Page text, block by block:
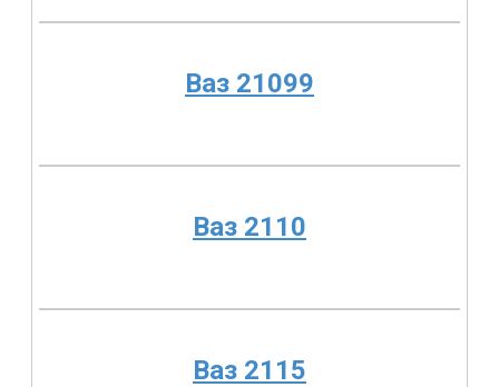
Ваз 21099
Ваз 2110
Ваз 2115